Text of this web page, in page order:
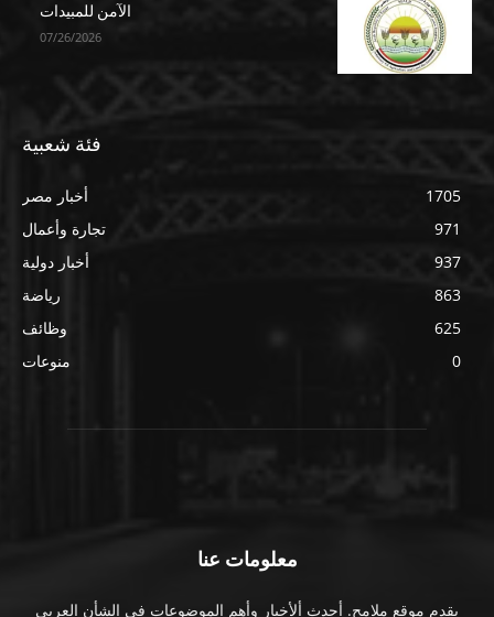
الآمن للمبيدات
07/26/2026
فئة شعبية
أخبار مصر
1705
تجارة وأعمال
971
أخبار دولية
937
رياضة
863
وظائف
625
منوعات
0
معلومات عنا
يقدم موقع ملامح. أحدث ألأخبار وأهم الموضوعات فى الشأن العربى